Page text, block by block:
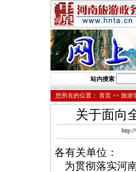
站内搜索
您所在的位置： 首页 >> 旅游
关于面向
各有关单位：
为贯彻落实河